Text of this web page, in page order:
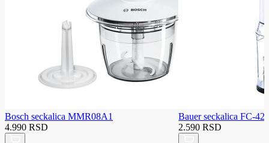
Bosch seckalica MMR08A1
4.990 RSD
Bauer seckalica FC-
2.590 RSD